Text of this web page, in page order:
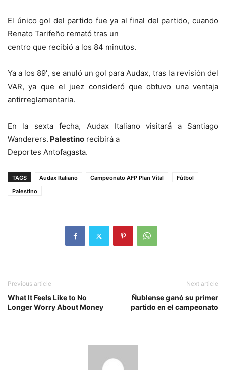
El único gol del partido fue ya al final del partido, cuando
Renato Tarifeño remató tras un
centro que recibió a los 84 minutos.
Ya a los 89′, se anuló un gol para Audax, tras la revisión del
VAR, ya que el juez consideró que obtuvo una ventaja
antirreglamentaria.
En la sexta fecha, Audax Italiano visitará a Santiago
Wanderers. Palestino recibirá a
Deportes Antofagasta.
TAGS Audax Italiano Campeonato AFP Plan Vital
Fútbol
Palestino
Previous article
What It Feels Like to No
Longer Worry About Money
Next article
Ñublense ganó su primer
partido en el campeonato